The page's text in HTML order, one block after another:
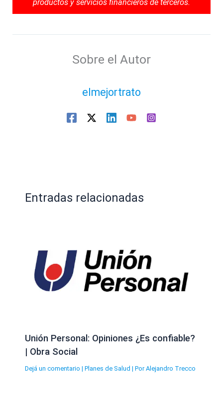
productos y servicios financieros de terceros.
Sobre el Autor
elmejortrato
Entradas relacionadas
Unión Personal: Opiniones ¿Es confiable?
| Obra Social
Dejá un comentario | Planes de Salud | Por Alejandro Trecco